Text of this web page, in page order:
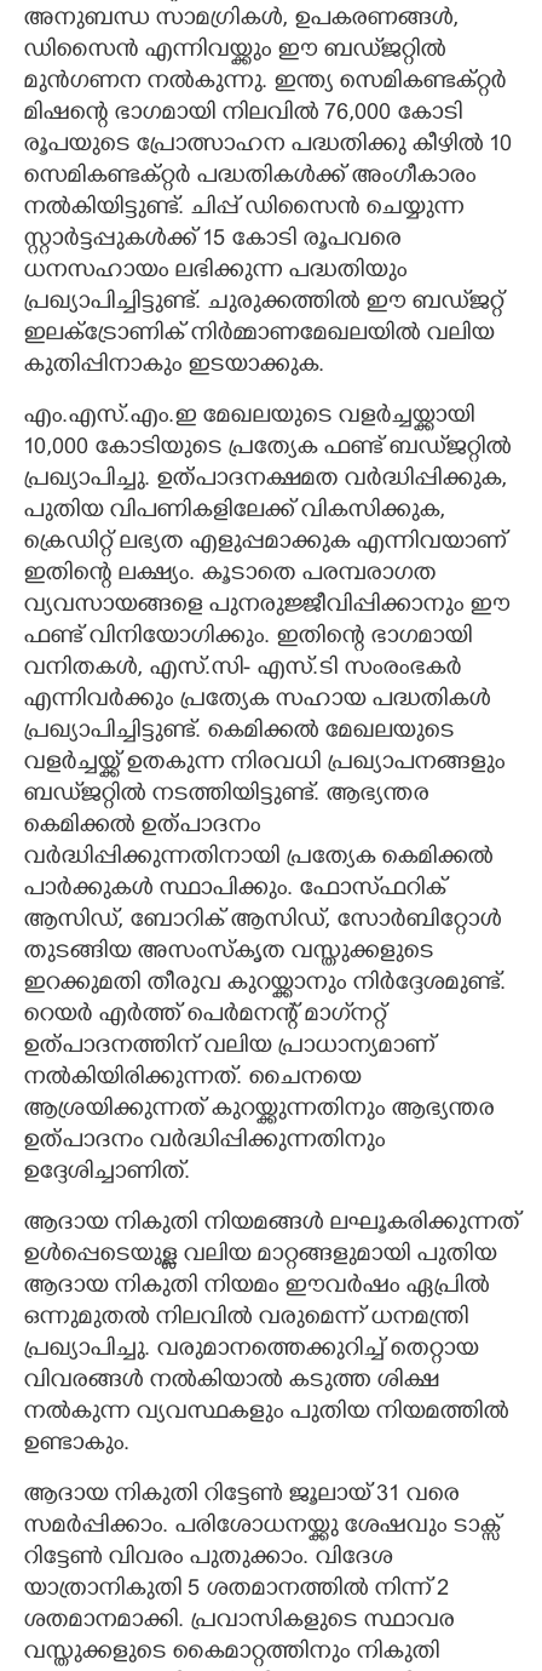
അനുബന്ധ സാമഗ്രികൾ, ഉപകരണങ്ങൾ,
ഡിസൈൻ എന്നിവയ്ക്കും ഈ ബഡ്‌ജറ്റിൽ
മുൻഗണന നൽകുന്നു. ഇന്ത്യ സെമികണ്ടക്റ്റർ
മിഷന്റെ ഭാഗമായി നിലവിൽ 76,000 കോടി
രൂപയുടെ പ്രോത്സാഹന പദ്ധതിക്കു കീഴിൽ 10
സെമികണ്ടക്റ്റർ പദ്ധതികൾക്ക് അംഗീകാരം
നൽകിയിട്ടുണ്ട്. ചിപ്പ് ഡിസൈൻ ചെയ്യുന്ന
സ്റ്റാർട്ടപ്പുകൾക്ക് 15 കോടി രൂപവരെ
ധനസഹായം ലഭിക്കുന്ന പദ്ധതിയും
പ്രഖ്യാപിച്ചിട്ടുണ്ട്. ചുരുക്കത്തിൽ ഈ ബഡ്‌ജറ്റ്
ഇലക്ട്രോണിക് നിർമ്മാണമേഖലയിൽ വലിയ
കുതിപ്പിനാകും ഇടയാക്കുക.
എം.എസ്.എം.ഇ മേഖലയുടെ വളർച്ചയ്ക്കായി
10,000 കോടിയുടെ പ്രത്യേക ഫണ്ട് ബഡ്‌ജറ്റിൽ
പ്രഖ്യാപിച്ചു. ഉത്പാദനക്ഷമത വർദ്ധിപ്പിക്കുക,
പുതിയ വിപണികളിലേക്ക് വികസിക്കുക,
ക്രെഡിറ്റ് ലഭ്യത എളുപ്പമാക്കുക എന്നിവയാണ്
ഇതിന്റെ ലക്ഷ്യം. കൂടാതെ പരമ്പരാഗത
വ്യവസായങ്ങളെ പുനരുജ്ജീവിപ്പിക്കാനും ഈ
ഫണ്ട് വിനിയോഗിക്കും. ഇതിന്റെ ഭാഗമായി
വനിതകൾ, എസ്.സി- എസ്.ടി സംരംഭകർ
എന്നിവർക്കും പ്രത്യേക സഹായ പദ്ധതികൾ
പ്രഖ്യാപിച്ചിട്ടുണ്ട്. കെമിക്കൽ മേഖലയുടെ
വളർച്ചയ്ക്ക് ഉതകുന്ന നിരവധി പ്രഖ്യാപനങ്ങളും
ബഡ്‌ജറ്റിൽ നടത്തിയിട്ടുണ്ട്. ആഭ്യന്തര
കെമിക്കൽ ഉത്പാദനം
വർദ്ധിപ്പിക്കുന്നതിനായി പ്രത്യേക കെമിക്കൽ
പാർക്കുകൾ സ്ഥാപിക്കും. ഫോസ്‌ഫറിക്
ആസിഡ്, ബോറിക് ആസിഡ്, സോർബിറ്റോൾ
തുടങ്ങിയ അസംസ്കൃത വസ്തുക്കളുടെ
ഇറക്കുമതി തീരുവ കുറയ്ക്കാനും നിർദ്ദേശമുണ്ട്.
റെയർ എർത്ത് പെർമനന്റ് മാഗ്‌നറ്റ്
ഉത്പാദനത്തിന് വലിയ പ്രാധാന്യമാണ്
നൽകിയിരിക്കുന്നത്. ചൈനയെ
ആശ്രയിക്കുന്നത് കുറയ്ക്കുന്നതിനും ആഭ്യന്തര
ഉത്പാദനം വർദ്ധിപ്പിക്കുന്നതിനും
ഉദ്ദേശിച്ചാണിത്.
ആദായ നികുതി നിയമങ്ങൾ ലഘൂകരിക്കുന്നത്
ഉൾപ്പെടെയുള്ള വലിയ മാറ്റങ്ങളുമായി പുതിയ
ആദായ നികുതി നിയമം ഈവർഷം ഏപ്രിൽ
ഒന്നുമുതൽ നിലവിൽ വരുമെന്ന് ധനമന്ത്രി
പ്രഖ്യാപിച്ചു. വരുമാനത്തെക്കുറിച്ച് തെറ്റായ
വിവരങ്ങൾ നൽകിയാൽ കടുത്ത ശിക്ഷ
നൽകുന്ന വ്യവസ്ഥകളും പുതിയ നിയമത്തിൽ
ഉണ്ടാകും.
ആദായ നികുതി റിട്ടേൺ ജൂലായ് 31 വരെ
സമർപ്പിക്കാം. പരിശോധനയ്ക്കു ശേഷവും ടാക്സ്
റിട്ടേൺ വിവരം പുതുക്കാം. വിദേശ
യാത്രാനികുതി 5 ശതമാനത്തിൽ നിന്ന് 2
ശതമാനമാക്കി. പ്രവാസികളുടെ സ്ഥാവര
വസ്തുക്കളുടെ കൈമാറ്റത്തിനും നികുതി